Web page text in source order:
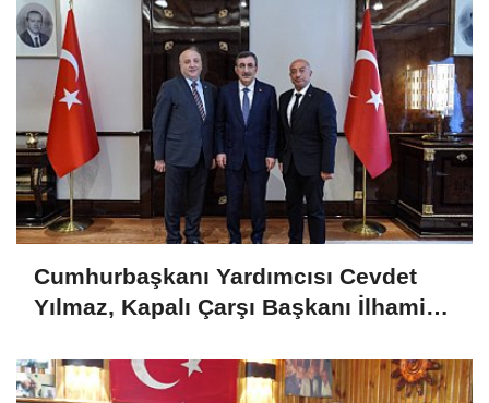
Cumhurbaşkanı Yardımcısı Cevdet
Yılmaz, Kapalı Çarşı Başkanı İlhami